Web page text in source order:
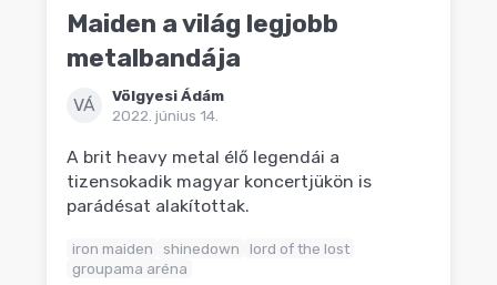
Maiden a világ legjobb
metalbandája
VÁ
Völgyesi Ádám
2022. június 14.
A brit heavy metal élő legendái a
tizensokadik magyar koncertjükön is
parádésat alakítottak.
iron maiden shinedown
lord of the lost
groupama aréna